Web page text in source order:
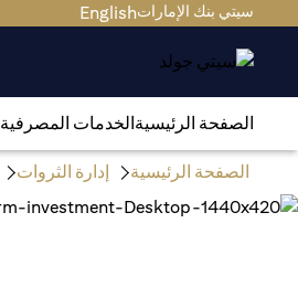
سيتي بنك الإماراتEnglish
الصفحة الرئيسيةالخدمات المصرفية
الصفحة الرئيسية إدارة الثروات